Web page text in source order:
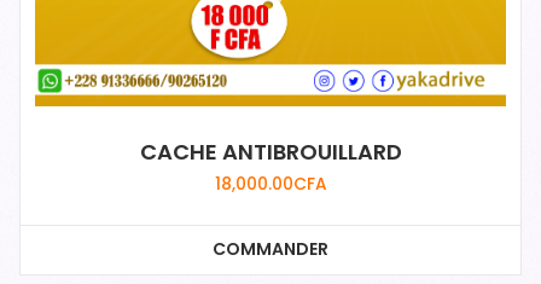
CACHE ANTIBROUILLARD
18,000.00CFA
COMMANDER